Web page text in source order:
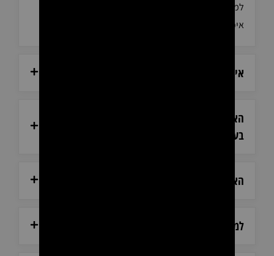
איכותיים, שירות מקצועי וידע רב שנצבר לאורך השנים.
אילו מוצרים ניתן לרכוש באתר?
האם אתם עובדים עם לקוחות פרטיים או רק עם
בעלי מקצוע?
האם המוצרים באתר מקוריים?
למה כדאי לקנות בקוזמיד ביוטי?